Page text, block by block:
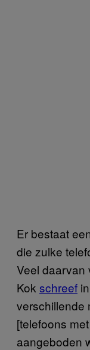
Er bestaat
die zulke
Veel daarvan
Kok schreef
verschillende
[telefoons
aangeboden